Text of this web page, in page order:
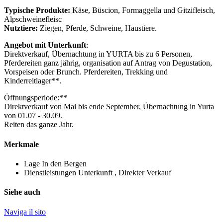
Typische Produkte: Käse, Büscion, Formaggella und Gitzifleisch,
Alpschweinefleisc
Nutztiere: Ziegen, Pferde, Schweine, Haustiere.
Angebot mit Unterkunft:
Direktverkauf, Übernachtung in YURTA bis zu 6 Personen,
Pferdereiten ganz jährig, organisation auf Antrag von Degustation,
Vorspeisen oder Brunch. Pferdereiten, Trekking und
Kinderreitlager**.
Öffnungsperiode:**
Direktverkauf von Mai bis ende September, Übernachtung in Yurta
von 01.07 - 30.09.
Reiten das ganze Jahr.
Merkmale
Lage In den Bergen
Dienstleistungen Unterkunft , Direkter Verkauf
Siehe auch
Naviga il sito